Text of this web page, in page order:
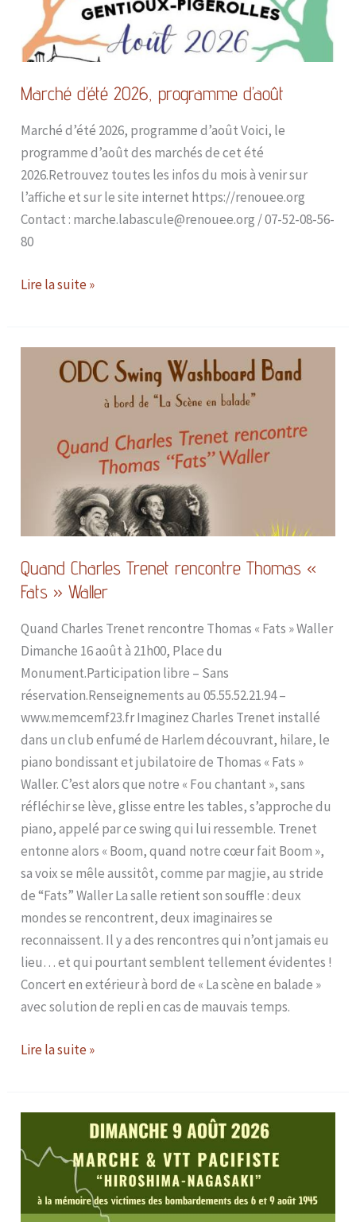
Marché d’été 2026, programme d’août
Marché d’été 2026, programme d’août Voici, le
programme d’août des marchés de cet été
2026.Retrouvez toutes les infos du mois à venir sur
l’affiche et sur le site internet https://renouee.org
Contact : marche.labascule@renouee.org / 07-52-08-56-
80
Lire la suite »
Quand Charles Trenet rencontre Thomas «
Fats » Waller
Quand Charles Trenet rencontre Thomas « Fats » Waller
Dimanche 16 août à 21h00, Place du
Monument.Participation libre – Sans
réservation.Renseignements au 05.55.52.21.94 –
www.memcemf23.fr Imaginez Charles Trenet installé
dans un club enfumé de Harlem découvrant, hilare, le
piano bondissant et jubilatoire de Thomas « Fats »
Waller. C’est alors que notre « Fou chantant », sans
réfléchir se lève, glisse entre les tables, s’approche du
piano, appelé par ce swing qui lui ressemble. Trenet
entonne alors « Boom, quand notre cœur fait Boom »,
sa voix se mêle aussitôt, comme par magjie, au stride
de “Fats” Waller La salle retient son souffle : deux
mondes se rencontrent, deux imaginaires se
reconnaissent. Il y a des rencontres qui n’ont jamais eu
lieu… et qui pourtant semblent tellement évidentes !
Concert en extérieur à bord de « La scène en balade »
avec solution de repli en cas de mauvais temps.
Charles
Thomas
Waller
Lire la suite »
pacifiste
le
août